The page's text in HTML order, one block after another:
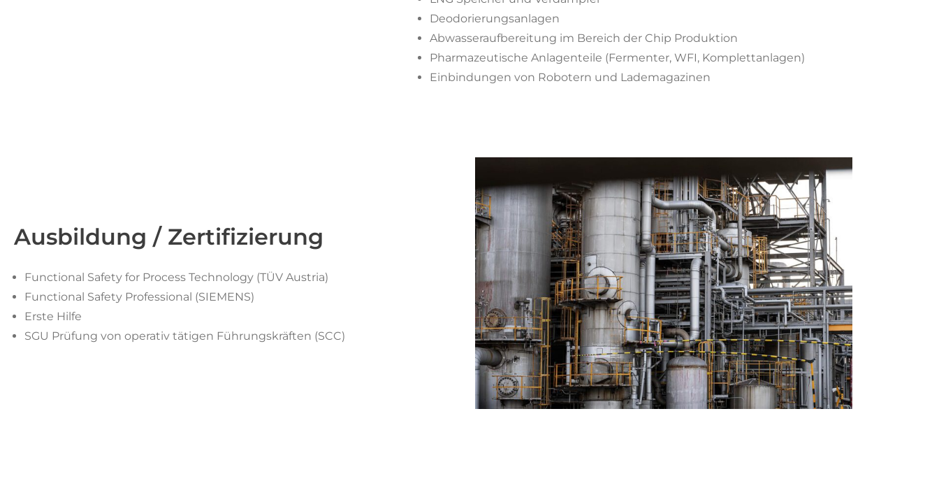
Deodorierungsanlagen
Abwasseraufbereitung im Bereich der Chip Produktion
Pharmazeutische Anlagenteile (Fermenter, WFI, Komplettanlagen)
Einbindungen von Robotern und Lademagazinen
Ausbildung / Zertifizierung
Functional Safety for Process Technology (TÜV Austria)
Functional Safety Professional (SIEMENS)
Erste Hilfe
SGU Prüfung von operativ tätigen Führungskräften (SCC)